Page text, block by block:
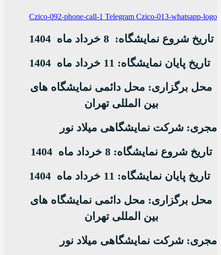
Czico-092-phone-call-1 Telegram Czico-013-whatsapp-logo
تاریخ شروع نمایشگاه: 8 خرداد ماه 1404
تاریخ پایان نمایشگاه: 11 خرداد ماه 1404
محل برگزاری: محل دائمی نمایشگاه های
بین المللی تهران
مجری: شرکت نمایشگاهی میلاد نور
تاریخ شروع نمایشگاه: 8 خرداد ماه 1404
تاریخ پایان نمایشگاه: 11 خرداد ماه 1404
محل برگزاری: محل دائمی نمایشگاه های
بین المللی تهران
مجری: شرکت نمایشگاهی میلاد نور